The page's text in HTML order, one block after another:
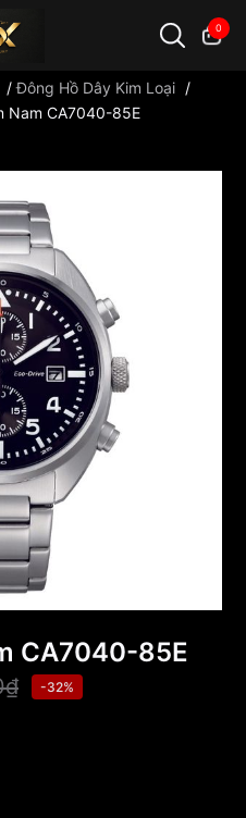
0
/Đông Hồ Dây Kim Loại /
Nam CA7040-85E
CA7040-85E
-32%